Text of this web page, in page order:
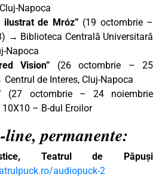
Napoca
ilustrat de Mróz” (19 octombrie –
→ Biblioteca Centrală Universitară
Napoca
Vision” (26 octombrie – 25
de Interes, Cluj-Napoca
(27 octombrie – 24 noiembrie
– B-dul Eroilor
permanente:
Teatrul de Păpuși
audiopuck-2